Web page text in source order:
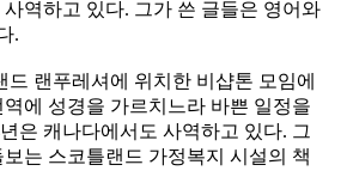
역하고 있다. 그가 쓴 글들은 영어와
.
드 랜푸레셔에 위치한 비샵톤 모임에
에 성경을 가르치느라 바쁜 일정을
은 캐나다에서도 사역하고 있다. 그
는 스코틀랜드 가정복지 시설의 책